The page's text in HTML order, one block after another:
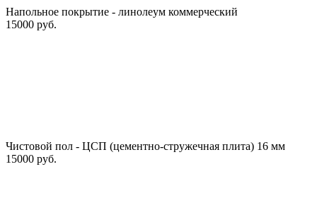
Напольное покрытие - линолеум коммерческий
15000 руб.
Чистовой пол - ЦСП (цементно-стружечная плита) 16 мм
15000 руб.